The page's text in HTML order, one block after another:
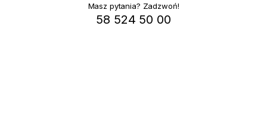
Masz pytania? Zadzwoń!
58 524 50 00